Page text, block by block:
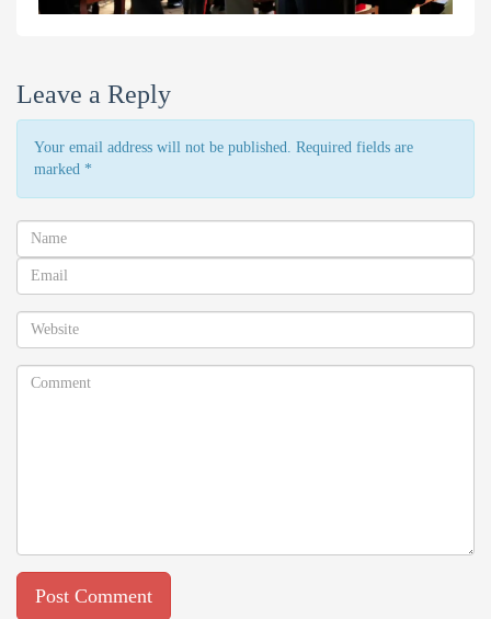
Leave a Reply
Your email address will not be published. Required fields are
marked *